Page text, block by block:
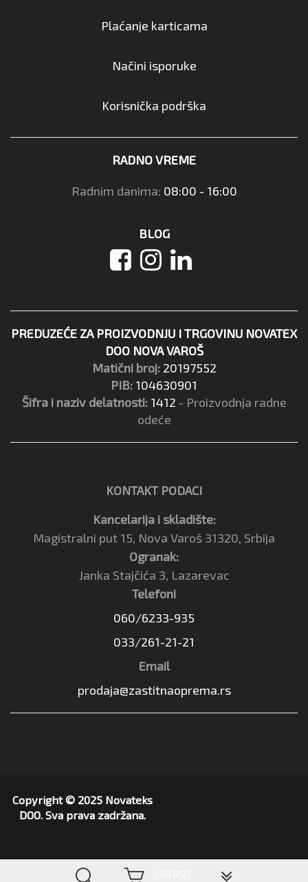
Plaćanje karticama
Načini isporuke
Korisnička podrška
RADNO VREME
Radnim danima: 08:00 - 16:00
BLOG
PREDUZEĆE ZA PROIZVODNJU I TRGOVINU NOVATEX
DOO NOVA VAROŠ
Matični broj: 20197552
PIB: 104630901
Šifra i naziv delatnosti: 1412 - Proizvodnja radne
odeće
KONTAKT PODACI
Kancelarija i skladište:
Magistralni put 15, Nova Varoš 31320, Srbija
Ogranak:
Janka Stajčića 3, Lazarevac
Telefoni
060/6233-935
033/261-21-21
Email
prodaja@zastitnaoprema.rs
Copyright © 2025 Novateks
DOO. Sva prava zadržana.
▼